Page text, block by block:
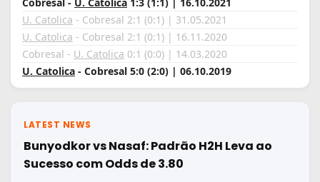
U. Catolica - Cobresal 2:1 (0:1) | 31.05.2021
U. Catolica - Cobresal 2:1 (0:1) | 16.11.2020
Cobresal - U. Catolica 0:1 (0:0) | 14.03.2020
U. Catolica - Cobresal 5:0 (2:0) | 06.10.2019
LATEST NEWS
Bunyodkor vs Nasaf: Padrão H2H Leva ao
Sucesso com Odds de 3.80